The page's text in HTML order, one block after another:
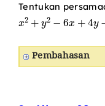
Tentukan
x2 2− x −
Pembahasan